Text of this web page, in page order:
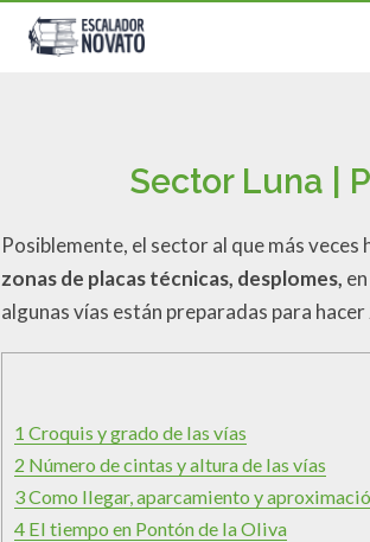
Sector Luna |
Posiblemente, el sector al que más
zonas de placas técnicas, desplomes,
algunas vías están preparadas para
1 Croquis y grado de las vías
2 Número de cintas y altura de las vías
3Como llegar, aparcamiento y
4 El tiempo en Pontón de la Oliva